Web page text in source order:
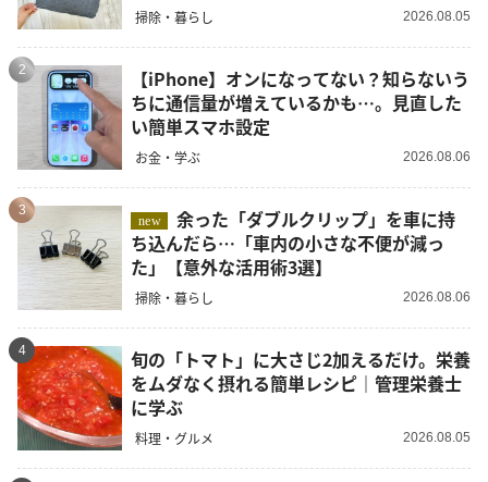
掃除・暮らし 2026.08.05
2
【iPhone】オンになってない？知らないう
ちに通信量が増えているかも…。見直した
い簡単スマホ設定
お金・学ぶ 2026.08.06
3
new
余った「ダブルクリップ」を車に持
ち込んだら…「車内の小さな不便が減っ
た」【意外な活用術3選】
掃除・暮らし 2026.08.06
4
旬の「トマト」に大さじ2加えるだけ。栄養
をムダなく摂れる簡単レシピ｜管理栄養士
に学ぶ
料理・グルメ 2026.08.05